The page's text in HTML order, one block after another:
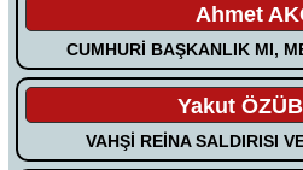
Ahmet
CUMHURİ BAŞKANLIK MI,
Yakut
VAHŞİ REİNA SALDIRISI